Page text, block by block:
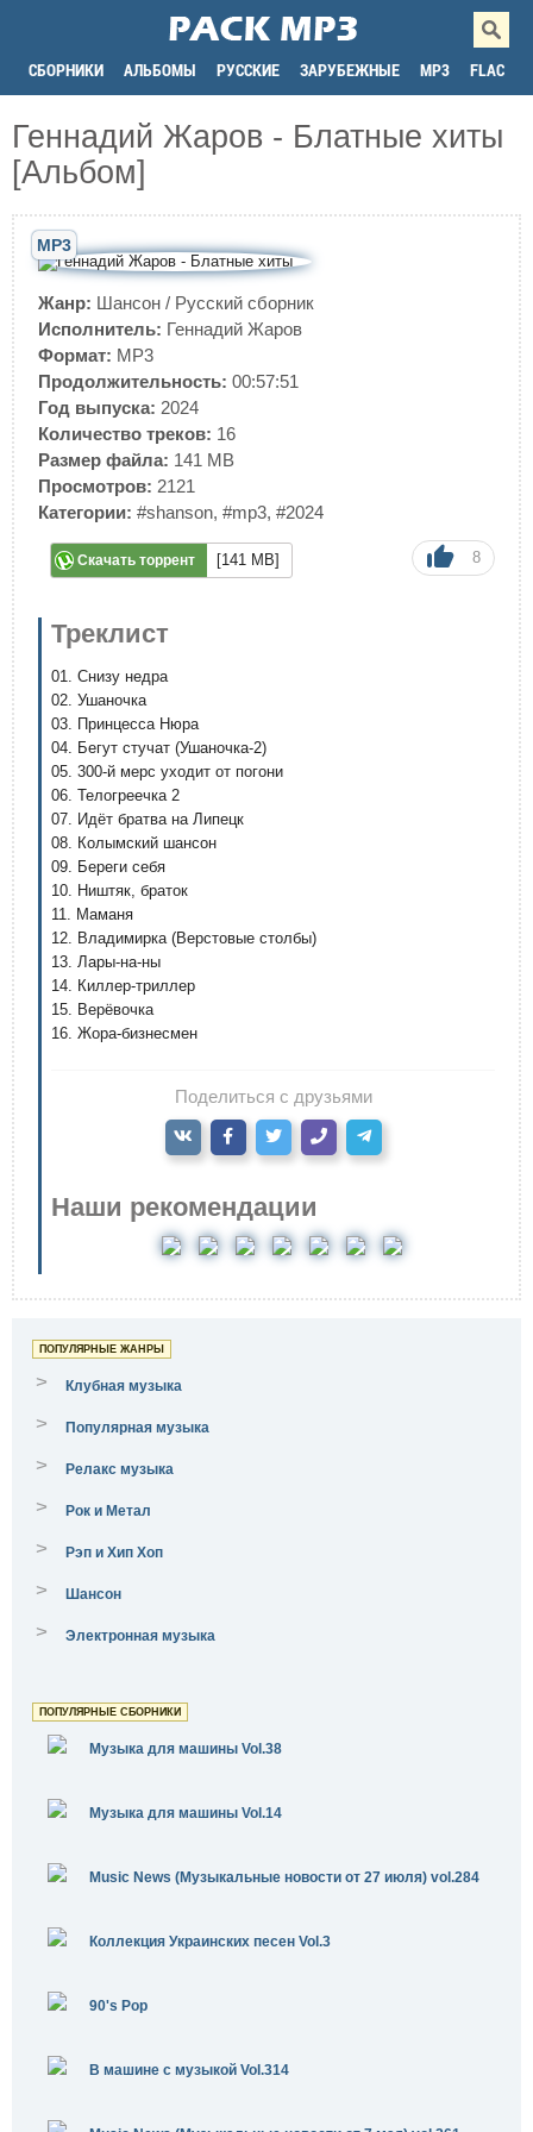
СБОРНИКИ АЛЬБОМЫ РУССКИЕ ЗАРУБЕЖНЫЕ MP3 FLAC
Геннадий Жаров - Блатные хиты
[Альбом]
MP3
Жанр: Шансон / Русский сборник
Исполнитель: Геннадий Жаров
Формат: MP3
Продолжительность: 00:57:51
Год выпуска: 2024
Количество треков: 16
Размер файла: 141 MB
Просмотров: 2121
Категории: #shanson, #mp3, #2024
Скачать торрент [141 MB] 8
Треклист
01. Снизу недра
02. Ушаночка
03. Принцесса Нюра
04. Бегут стучат (Ушаночка-2)
05. 300-й мерс уходит от погони
06. Телогреечка 2
07. Идёт братва на Липецк
08. Колымский шансон
09. Береги себя
10. Ништяк, браток
11. Маманя
12. Владимирка (Верстовые столбы)
13. Лары-на-ны
14. Киллер-триллер
15. Верёвочка
16. Жора-бизнесмен
Поделиться с друзьями
Наши рекомендации
ПОПУЛЯРНЫЕ ЖАНРЫ
> Клубная музыка
> Популярная музыка
> Релакс музыка
> Рок и Метал
> Рэп и Хип Хоп
> Шансон
> Электронная музыка
ПОПУЛЯРНЫЕ СБОРНИКИ
Музыка для машины Vol.38
Музыка для машины Vol.14
Music News (Музыкальные новости от 27 июля) vol.284
Коллекция Украинских песен Vol.3
90's Pop
В машине с музыкой Vol.314